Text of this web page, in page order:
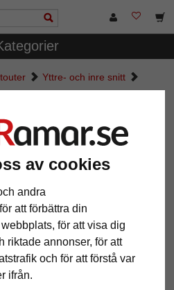
av cookies
andra
att förbättra din
för att visa dig
riktade annonser, för att
och för att förstå var
ifrån.
Yttre- och inre snitt